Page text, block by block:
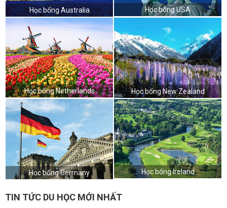
Học bổng Australia Học bổng USA
Học bổng Netherlands Học bổng New Zealand
Học bổng Germany Học bổng Ireland
TIN TỨC DU HỌC MỚI NHẤT